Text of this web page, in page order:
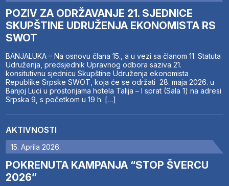
POZIV ZA ODRŽAVANJE 21. SJEDNICE
SKUPŠTINE UDRUŽENJA EKONOMISTA RS
SWOT
BANJALUKA – Na osnovu člana 15., a u vezi sa članom 11. Statuta
Udruženja, predsjednik Upravnog odbora saziva 21.
konsitutivnu sjednicu Skupštine Udruženja ekonomista
Republike Srpske SWOT, koja će se održati 28. maja 2026. u
Banjoj Luci u prostorijama hotela Talija – I sprat (Sala 1) na adresi
Srpska 9, s početkom u 19 h. […]
AKTIVNOSTI
15. Aprila 2026.
POKRENUTA KAMPANJA “STOP ŠVERCU
2026”